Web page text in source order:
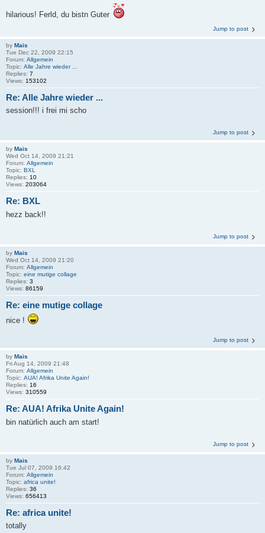
hilarious! Ferld, du bistn Guter
Jump to post
by Mais
Tue Dec 22, 2009 22:15
Forum: Allgemein
Topic: Alle Jahre wieder ...
Replies: 7
Views: 153102
Re: Alle Jahre wieder ...
session!!! i frei mi scho
Jump to post
by Mais
Wed Oct 14, 2009 21:21
Forum: Allgemein
Topic: BXL
Replies: 10
Views: 203064
Re: BXL
hezz back!!
Jump to post
by Mais
Wed Oct 14, 2009 21:20
Forum: Allgemein
Topic: eine mutige collage
Replies: 3
Views: 86159
Re: eine mutige collage
nice !
Jump to post
by Mais
Fri Aug 14, 2009 21:48
Forum: Allgemein
Topic: AUA! Afrika Unite Again!
Replies: 16
Views: 310559
Re: AUA! Afrika Unite Again!
bin natürlich auch am start!
Jump to post
by Mais
Tue Jul 07, 2009 16:42
Forum: Allgemein
Topic: africa unite!
Replies: 36
Views: 656413
Re: africa unite!
totally